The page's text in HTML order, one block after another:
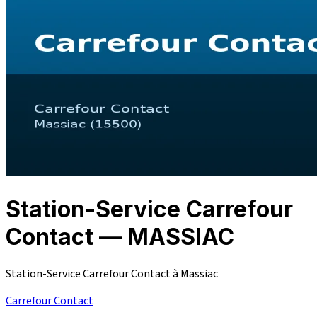
Station-Service Carrefour
Contact — MASSIAC
Station-Service Carrefour Contact à Massiac
Carrefour Contact